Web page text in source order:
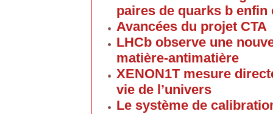
paires de quarks b enfin
Avancées du projet CTA
LHCb observe une
matière-antimatière
XENON1T mesure
vie de l’univers
Le système de